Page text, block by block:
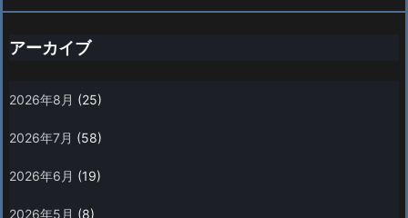
アーカイブ
2026年8月 (25)
2026年7月 (58)
2026年6月 (19)
2026年5月 (8)